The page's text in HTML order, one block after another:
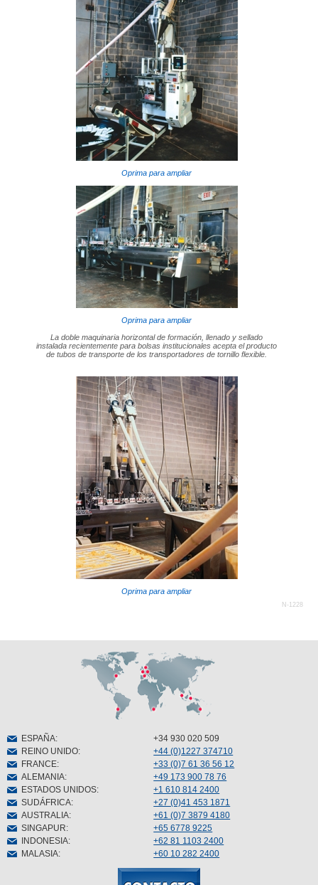
Oprima para ampliar
Oprima para ampliar
La doble maquinaria horizontal de formación, llenado y sellado
instalada recientemente para bolsas institucionales acepta el producto
de tubos de transporte de los transportadores de tornillo flexible.
Oprima para ampliar
N-1228
ESPAÑA:
+34 930 020 509
REINO UNIDO:
+44 (0)1227 374710
FRANCE:
+33 (0)7 61 36 56 12
ALEMANIA:
+49 173 900 78 76
ESTADOS UNIDOS:
+1 610 814 2400
SUDÁFRICA:
+27 (0)41 453 1871
AUSTRALIA:
+61 (0)7 3879 4180
SINGAPUR:
+65 6778 9225
INDONESIA:
+62 81 1103 2400
MALASIA: +60 10 282 2400